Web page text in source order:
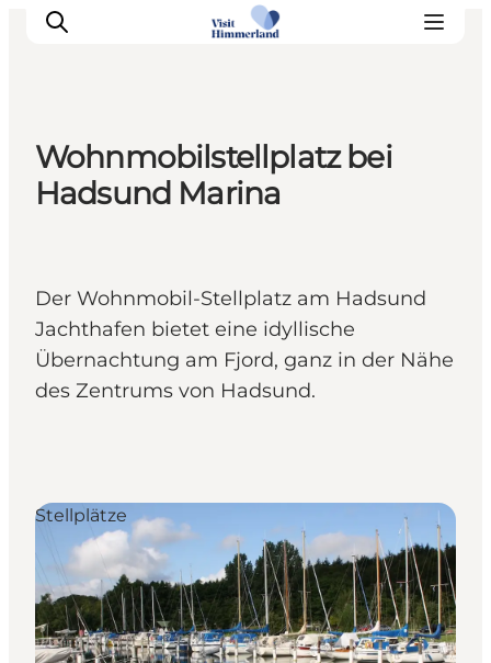
Erlebnisse
Reiseplanung
Praktische Informationen
Wohnmobilstellplatz bei
Hadsund Marina
Der Wohnmobil-Stellplatz am Hadsund
Jachthafen bietet eine idyllische
Übernachtung am Fjord, ganz in der Nähe
des Zentrums von Hadsund.
Stellplätze